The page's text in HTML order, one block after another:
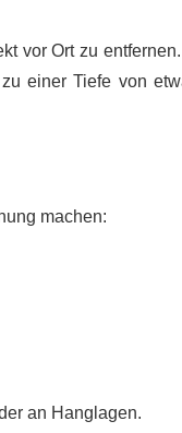
vor Ort zu
einer Tiefe von
machen:
an Hanglagen.